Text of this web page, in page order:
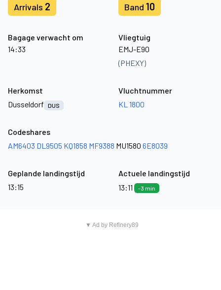
Arrivals 2 Band 10
Bagage verwacht om
14:33
Vliegtuig
EMJ-E90
(PHEXY)
Herkomst
Dusseldorf
DUS
Vluchtnummer
KL 1800
Codeshares
AM6403 DL9505 KQ1858 MF9388 MU1580 6E8039
Geplande landingstijd
13:15
Actuele landingstijd
13:11
-3 min
▼ Ad by Refinery89